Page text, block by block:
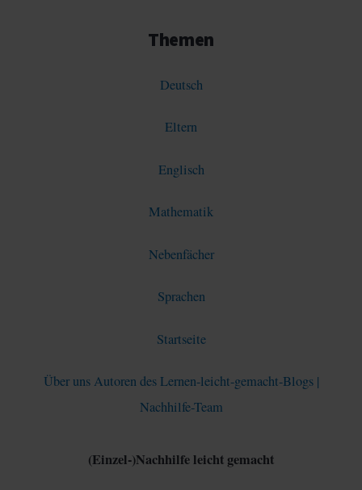
Themen
Deutsch
Eltern
Englisch
Mathematik
Nebenfächer
Sprachen
Startseite
Über uns Autoren des Lernen-leicht-gemacht-Blogs |
Nachhilfe-Team
(Einzel-)Nachhilfe leicht gemacht